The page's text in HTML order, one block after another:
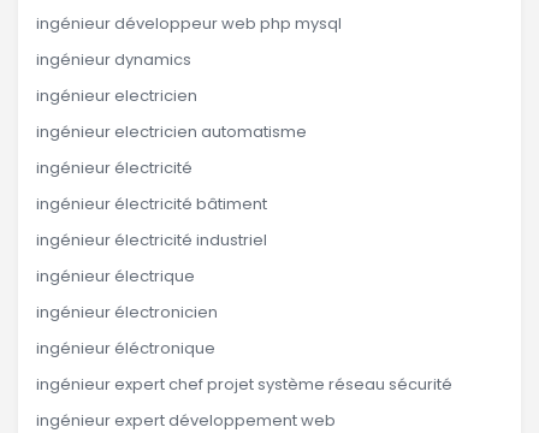
ingénieur développeur web php mysql
ingénieur dynamics
ingénieur electricien
ingénieur electricien automatisme
ingénieur électricité
ingénieur électricité bâtiment
ingénieur électricité industriel
ingénieur électrique
ingénieur électronicien
ingénieur éléctronique
ingénieur expert chef projet système réseau sécurité
ingénieur expert développement web